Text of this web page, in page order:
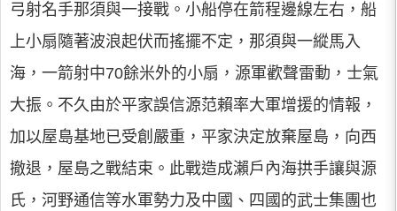
弓射名手那須與一接戰。小船停在箭程邊線左右，船
上小扇隨著波浪起伏而搖擺不定，那須與一縱馬入
海，一箭射中70餘米外的小扇，源軍歡聲雷動，士氣
大振。不久由於平家誤信源范賴率大軍增援的情報，
加以屋島基地已受創嚴重，平家決定放棄屋島，向西
撤退，屋島之戰結束。此戰造成瀨戶內海拱手讓與源
氏，河野通信等水軍勢力及中國、四國的武士集團也